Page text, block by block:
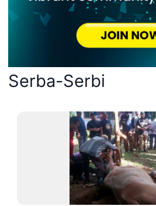
Serba-Serbi